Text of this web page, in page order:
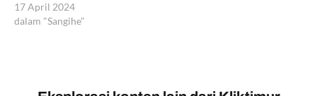
17 April 2024
dalam "Sangihe"